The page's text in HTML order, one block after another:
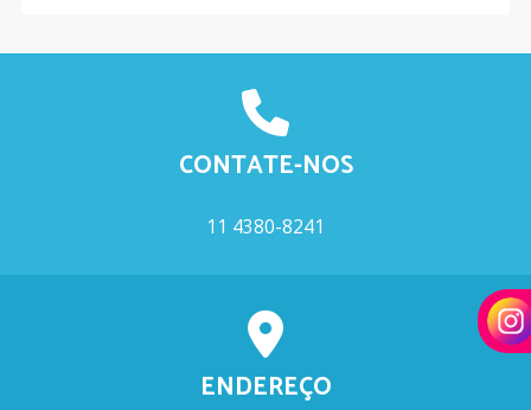
CONTATE-NOS
11 4380-8241
ENDEREÇO